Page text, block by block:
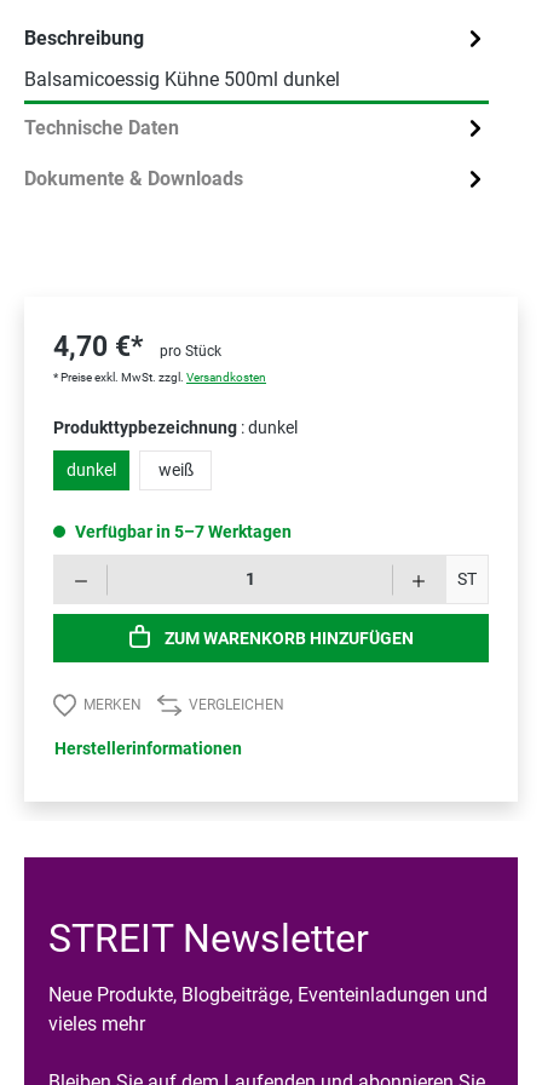
Beschreibung
Balsamicoessig Kühne 500ml dunkel
Technische Daten
Dokumente & Downloads
4,70 €* pro Stück
* Preise exkl. MwSt. zzgl. Versandkosten
Produkttypbezeichnung : dunkel
dunkel weiß
Verfügbar in 5–7 Werktagen
ST
ZUM WARENKORB HINZUFÜGEN
MERKEN VERGLEICHEN
Herstellerinformationen
STREIT Newsletter
Neue Produkte, Blogbeiträge, Eventeinladungen und
vieles mehr